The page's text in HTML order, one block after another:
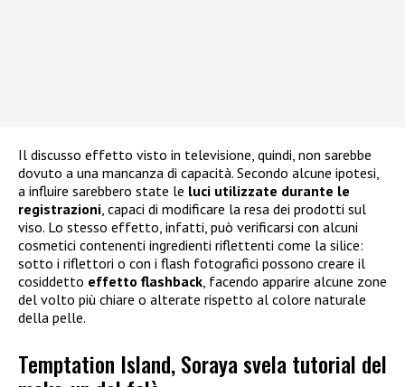
Il discusso effetto visto in televisione, quindi, non sarebbe
dovuto a una mancanza di capacità. Secondo alcune ipotesi,
a influire sarebbero state le luci utilizzate durante le
registrazioni, capaci di modificare la resa dei prodotti sul
viso. Lo stesso effetto, infatti, può verificarsi con alcuni
cosmetici contenenti ingredienti riflettenti come la silice:
sotto i riflettori o con i flash fotografici possono creare il
cosiddetto effetto flashback, facendo apparire alcune zone
del volto più chiare o alterate rispetto al colore naturale
della pelle.
Temptation Island, Soraya svela tutorial del